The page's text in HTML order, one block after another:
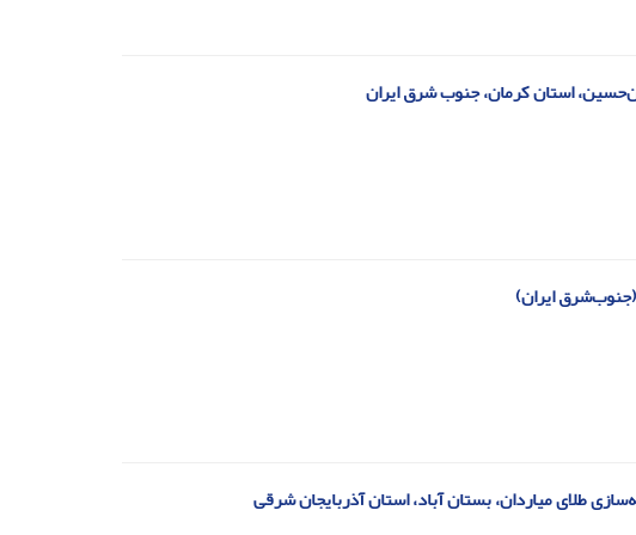
استان کرمان، جنوب شرق ایران
ایران)
طلای میاردان، بستان آباد، استان آذربایجان شرقی